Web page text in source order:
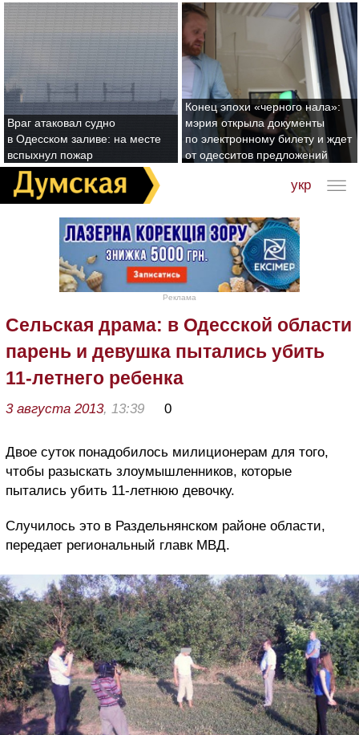
Враг атаковал судно
в Одесском заливе: на месте
вспыхнул пожар
Конец эпохи «черного нала»:
мэрия открыла документы
по электронному билету и ждет
от одесситов предложений
укр
Реклама
Сельская драма: в Одесской области
парень и девушка пытались убить
11-летнего ребенка
3 августа 2013, 13:39 0
Двое суток понадобилось милиционерам для того,
чтобы разыскать злоумышленников, которые
пытались убить 11-летнюю девочку.
Случилось это в Раздельнянском районе области,
передает региональный главк МВД.